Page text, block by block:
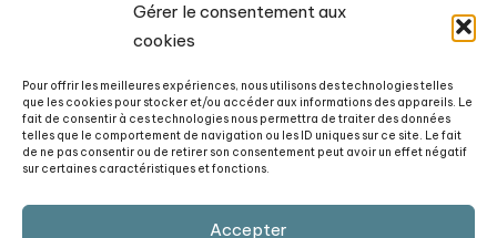
Gérer le consentement aux
cookies
Pour offrir les meilleures expériences, nous utilisons des technologies telles
que les cookies pour stocker et/ou accéder aux informations des appareils. Le
fait de consentir à ces technologies nous permettra de traiter des données
telles que le comportement de navigation ou les ID uniques sur ce site. Le fait
de ne pas consentir ou de retirer son consentement peut avoir un effet négatif
sur certaines caractéristiques et fonctions.
Accepter
Formulaire de contact
À propos des auteurs
Questions fréquentes
Revue de presse